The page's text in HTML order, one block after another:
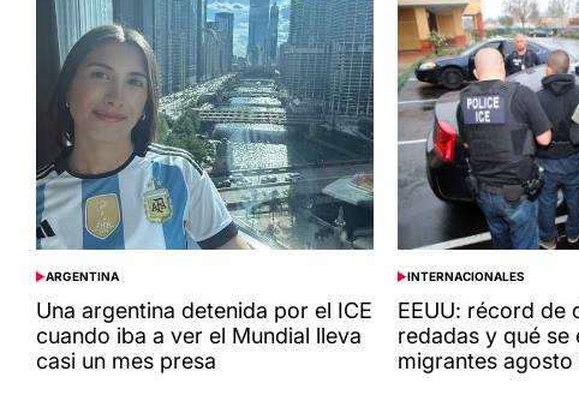
POSTED
IN
ARGENTINA
Una argentina detenida por el ICE
cuando iba a ver el Mundial lleva
casi un mes presa
POSTED
IN
INTERNACIONALES
EEUU: récord de
redadas y qué se
migrantes agosto